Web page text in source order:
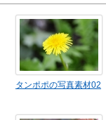
タンポポの写真素材02